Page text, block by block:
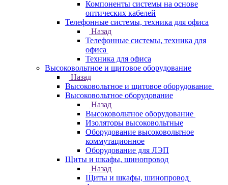
Компоненты системы на основе
оптических кабелей
Телефонные системы, техника для офиса
Назад
Телефонные системы, техника для
офиса
Техника для офиса
Высоковольтное и щитовое оборудование
Назад
Высоковольтное и щитовое оборудование
Высоковольтное оборудование
Назад
Высоковольтное оборудование
Изоляторы высоковольтные
Оборудование высоковольтное
коммутационное
Оборудование для ЛЭП
Щиты и шкафы, шинопровод
Назад
Щиты и шкафы, шинопровод